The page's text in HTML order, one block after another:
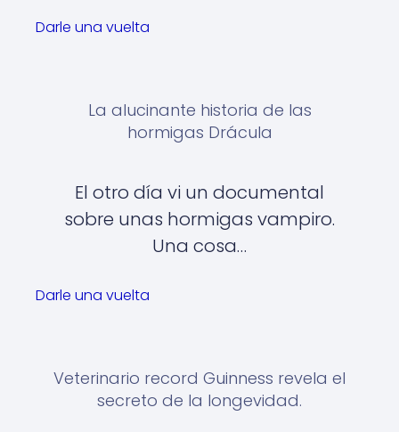
Darle una vuelta
La alucinante historia de las
hormigas Drácula
El otro día vi un documental
sobre unas hormigas vampiro.
Una cosa…
Darle una vuelta
Veterinario record Guinness revela el
secreto de la longevidad.